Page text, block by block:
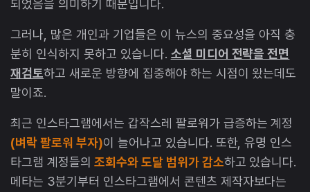
되었음을 의미하기 때문입니다.
그러나, 많은 개인과 기업들은 이 뉴스의 중요성을 아직 충
분히 인식하지 못하고 있습니다. 소셜 미디어 전략을 전면
재검토하고 새로운 방향에 집중해야 하는 시점이 왔는데도
말이죠.
최근 인스타그램에서는 갑작스레 팔로워가 급증하는 계정
(벼락 팔로워 부자)이 늘어나고 있습니다. 또한, 유명 인스
타그램 계정들의 조회수와 도달 범위가 감소하고 있습니다.
메타는 3분기부터 인스타그램에서 콘텐츠 제작자보다는